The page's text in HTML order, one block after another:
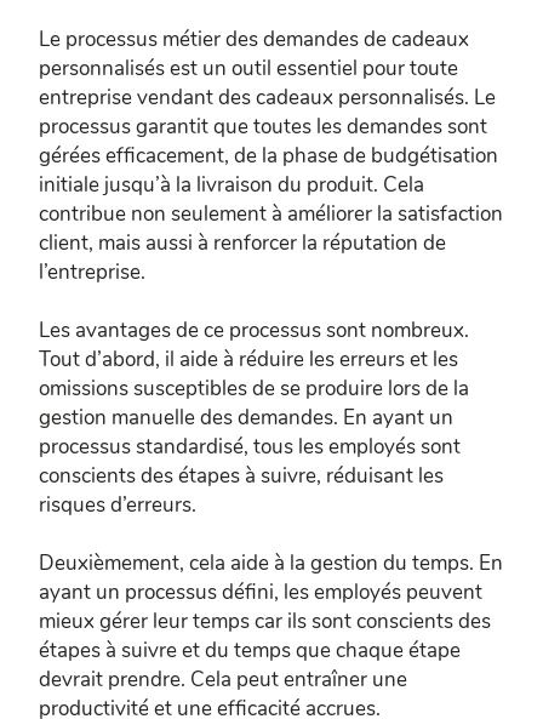
Le processus métier des demandes de cadeaux
personnalisés est un outil essentiel pour toute
entreprise vendant des cadeaux personnalisés. Le
processus garantit que toutes les demandes sont
gérées efficacement, de la phase de budgétisation
initiale jusqu’à la livraison du produit. Cela
contribue non seulement à améliorer la satisfaction
client, mais aussi à renforcer la réputation de
l’entreprise.
Les avantages de ce processus sont nombreux.
Tout d’abord, il aide à réduire les erreurs et les
omissions susceptibles de se produire lors de la
gestion manuelle des demandes. En ayant un
processus standardisé, tous les employés sont
conscients des étapes à suivre, réduisant les
risques d’erreurs.
Deuxièmement, cela aide à la gestion du temps. En
ayant un processus défini, les employés peuvent
mieux gérer leur temps car ils sont conscients des
étapes à suivre et du temps que chaque étape
devrait prendre. Cela peut entraîner une
productivité et une efficacité accrues.